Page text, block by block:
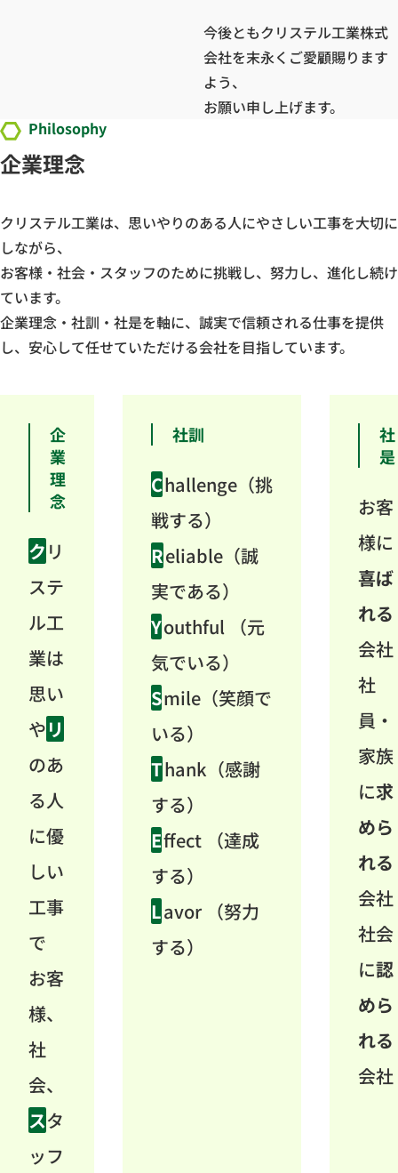
今後ともクリステル工業株式
会社を末永くご愛顧賜ります
よう、
お願い申し上げます。
Philosophy
企業理念
クリステル工業は、思いやりのある人にやさしい工事を大切に
しながら、
お客様・社会・スタッフのために挑戦し、努力し、進化し続け
ています。
企業理念・社訓・社是を軸に、誠実で信頼される仕事を提供
し、安心して任せていただける会社を目指しています。
企
業
理
念
ク リ
ステ
ル工
業は
思い
やリ
のあ
る人
に優
しい
工事
で
お客
様、
社
会、
スタ
ッフ
社訓
Challenge（挑
戦する）
Reliable（誠
実である）
Youthful （元
気でいる）
Smile（笑顔で
いる）
Thank（感謝
する）
Effect （達成
する）
Lavor （努力
する）
社
是
お客
様に
喜ば
れる
会社
社
員・
家族
に求
めら
れる
会社
社会
に認
めら
れる
会社